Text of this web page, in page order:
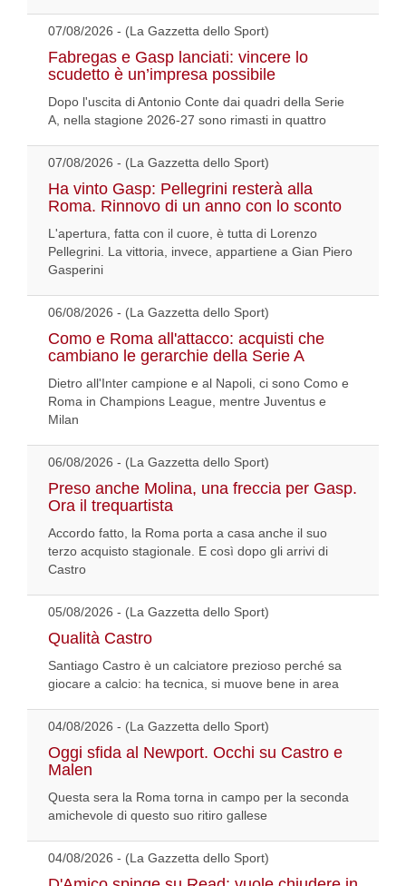
07/08/2026 - (La Gazzetta dello Sport)
Fabregas e Gasp lanciati: vincere lo
scudetto è un’impresa possibile
Dopo l'uscita di Antonio Conte dai quadri della Serie
A, nella stagione 2026-27 sono rimasti in quattro
07/08/2026 - (La Gazzetta dello Sport)
Ha vinto Gasp: Pellegrini resterà alla
Roma. Rinnovo di un anno con lo sconto
L'apertura, fatta con il cuore, è tutta di Lorenzo
Pellegrini. La vittoria, invece, appartiene a Gian Piero
Gasperini
06/08/2026 - (La Gazzetta dello Sport)
Como e Roma all'attacco: acquisti che
cambiano le gerarchie della Serie A
Dietro all'Inter campione e al Napoli, ci sono Como e
Roma in Champions League, mentre Juventus e
Milan
06/08/2026 - (La Gazzetta dello Sport)
Preso anche Molina, una freccia per Gasp.
Ora il trequartista
Accordo fatto, la Roma porta a casa anche il suo
terzo acquisto stagionale. E così dopo gli arrivi di
Castro
05/08/2026 - (La Gazzetta dello Sport)
Qualità Castro
Santiago Castro è un calciatore prezioso perché sa
giocare a calcio: ha tecnica, si muove bene in area
04/08/2026 - (La Gazzetta dello Sport)
Oggi sfida al Newport. Occhi su Castro e
Malen
Questa sera la Roma torna in campo per la seconda
amichevole di questo suo ritiro gallese
04/08/2026 - (La Gazzetta dello Sport)